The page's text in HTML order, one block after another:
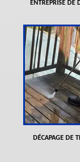
ENTREPRISE DE
DÉCAPAGE DE